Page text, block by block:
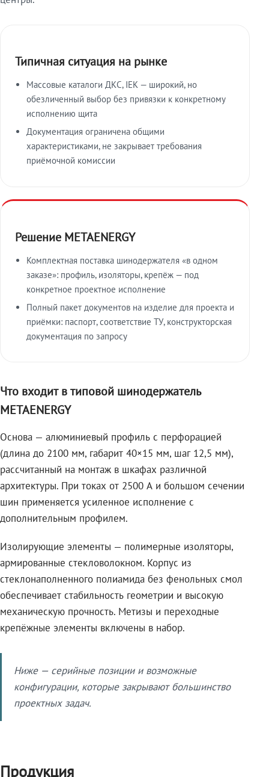
Типичная ситуация на рынке
Массовые каталоги ДКС, IEK — широкий, но
обезличенный выбор без привязки к конкретному
исполнению щита
Документация ограничена общими
характеристиками, не закрывает требования
приёмочной комиссии
Решение METAENERGY
Комплектная поставка шинодержателя «в одном
заказе»: профиль, изоляторы, крепёж — под
конкретное проектное исполнение
Полный пакет документов на изделие для проекта и
приёмки: паспорт, соответствие ТУ, конструкторская
документация по запросу
Что входит в типовой шинодержатель
METAENERGY
Основа — алюминиевый профиль с перфорацией
(длина до 2100 мм, габарит 40×15 мм, шаг 12,5 мм),
рассчитанный на монтаж в шкафах различной
архитектуры. При токах от 2500 А и большом сечении
шин применяется усиленное исполнение с
дополнительным профилем.
Изолирующие элементы — полимерные изоляторы,
армированные стекловолокном. Корпус из
стеклонаполненного полиамида без фенольных смол
обеспечивает стабильность геометрии и высокую
механическую прочность. Метизы и переходные
крепёжные элементы включены в набор.
Ниже — серийные позиции и возможные
конфигурации, которые закрывают большинство
проектных задач.
Продукция